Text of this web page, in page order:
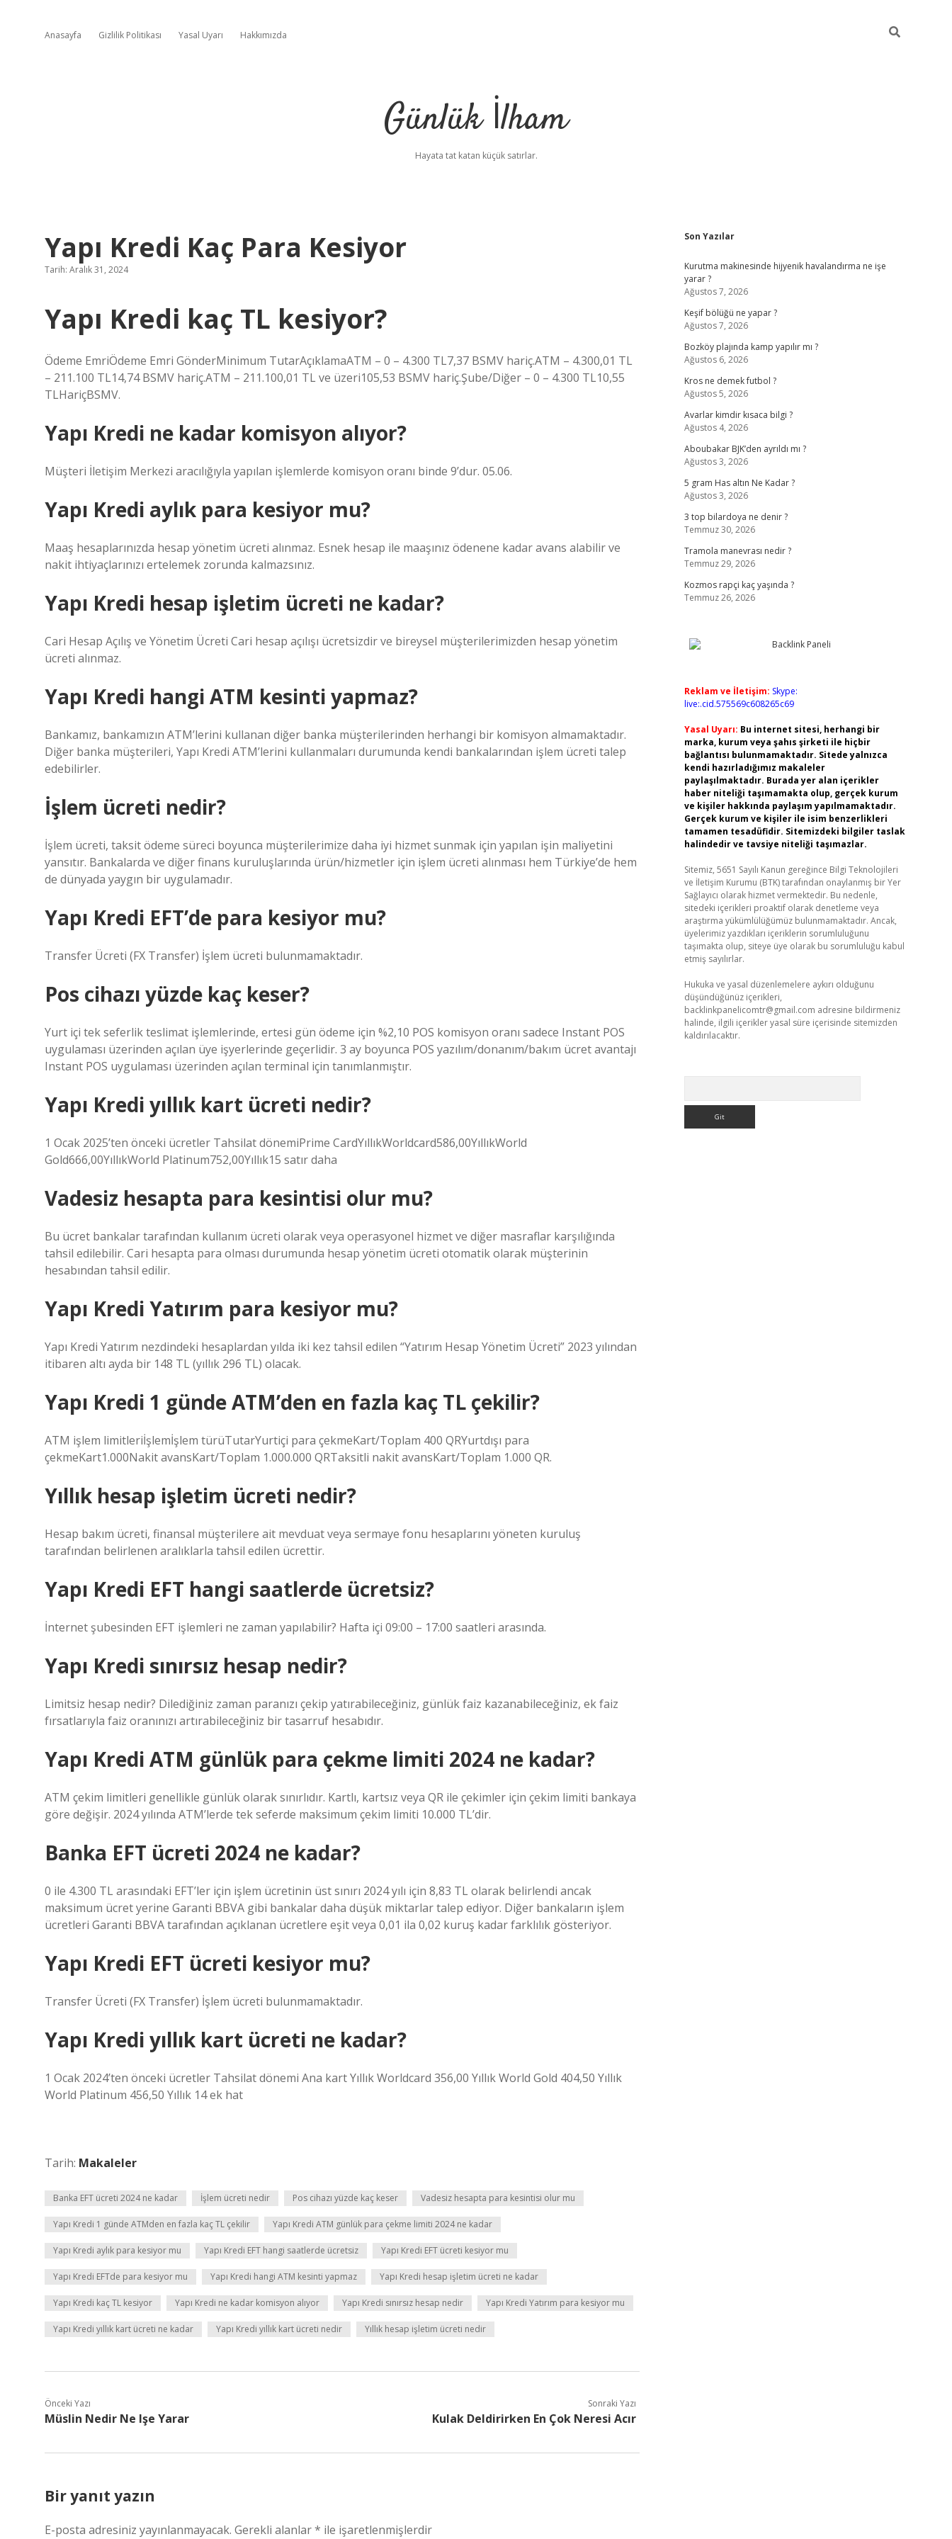
Anasayfa Gizlilik Politikası Yasal Uyarı Hakkımızda
Günlük İlham
Hayata tat katan küçük satırlar.
Yapı Kredi Kaç Para Kesiyor
Tarih: Aralık 31, 2024
Yapı Kredi kaç TL kesiyor?
Ödeme EmriÖdeme Emri GönderMinimum TutarAçıklamaATM – 0 – 4.300 TL7,37 BSMV hariç.ATM – 4.300,01 TL
– 211.100 TL14,74 BSMV hariç.ATM – 211.100,01 TL ve üzeri105,53 BSMV hariç.Şube/Diğer – 0 – 4.300 TL10,55
TLHariçBSMV.
Yapı Kredi ne kadar komisyon alıyor?
Müşteri İletişim Merkezi aracılığıyla yapılan işlemlerde komisyon oranı binde 9’dur. 05.06.
Yapı Kredi aylık para kesiyor mu?
Maaş hesaplarınızda hesap yönetim ücreti alınmaz. Esnek hesap ile maaşınız ödenene kadar avans alabilir ve
nakit ihtiyaçlarınızı ertelemek zorunda kalmazsınız.
Yapı Kredi hesap işletim ücreti ne kadar?
Cari Hesap Açılış ve Yönetim Ücreti Cari hesap açılışı ücretsizdir ve bireysel müşterilerimizden hesap yönetim
ücreti alınmaz.
Yapı Kredi hangi ATM kesinti yapmaz?
Bankamız, bankamızın ATM’lerini kullanan diğer banka müşterilerinden herhangi bir komisyon almamaktadır.
Diğer banka müşterileri, Yapı Kredi ATM’lerini kullanmaları durumunda kendi bankalarından işlem ücreti talep
edebilirler.
İşlem ücreti nedir?
İşlem ücreti, taksit ödeme süreci boyunca müşterilerimize daha iyi hizmet sunmak için yapılan işin maliyetini
yansıtır. Bankalarda ve diğer finans kuruluşlarında ürün/hizmetler için işlem ücreti alınması hem Türkiye’de hem
de dünyada yaygın bir uygulamadır.
Yapı Kredi EFT’de para kesiyor mu?
Transfer Ücreti (FX Transfer) İşlem ücreti bulunmamaktadır.
Pos cihazı yüzde kaç keser?
Yurt içi tek seferlik teslimat işlemlerinde, ertesi gün ödeme için %2,10 POS komisyon oranı sadece Instant POS
uygulaması üzerinden açılan üye işyerlerinde geçerlidir. 3 ay boyunca POS yazılım/donanım/bakım ücret avantajı
Instant POS uygulaması üzerinden açılan terminal için tanımlanmıştır.
Yapı Kredi yıllık kart ücreti nedir?
1 Ocak 2025’ten önceki ücretler Tahsilat dönemiPrime CardYıllıkWorldcard586,00YıllıkWorld
Gold666,00YıllıkWorld Platinum752,00Yıllık15 satır daha
Vadesiz hesapta para kesintisi olur mu?
Bu ücret bankalar tarafından kullanım ücreti olarak veya operasyonel hizmet ve diğer masraflar karşılığında
tahsil edilebilir. Cari hesapta para olması durumunda hesap yönetim ücreti otomatik olarak müşterinin
hesabından tahsil edilir.
Yapı Kredi Yatırım para kesiyor mu?
Yapı Kredi Yatırım nezdindeki hesaplardan yılda iki kez tahsil edilen “Yatırım Hesap Yönetim Ücreti” 2023 yılından
itibaren altı ayda bir 148 TL (yıllık 296 TL) olacak.
Yapı Kredi 1 günde ATM’den en fazla kaç TL çekilir?
ATM işlem limitleriİşlemİşlem türüTutarYurtiçi para çekmeKart/Toplam 400 QRYurtdışı para
çekmeKart1.000Nakit avansKart/Toplam 1.000.000 QRTaksitli nakit avansKart/Toplam 1.000 QR.
Yıllık hesap işletim ücreti nedir?
Hesap bakım ücreti, finansal müşterilere ait mevduat veya sermaye fonu hesaplarını yöneten kuruluş
tarafından belirlenen aralıklarla tahsil edilen ücrettir.
Yapı Kredi EFT hangi saatlerde ücretsiz?
İnternet şubesinden EFT işlemleri ne zaman yapılabilir? Hafta içi 09:00 – 17:00 saatleri arasında.
Yapı Kredi sınırsız hesap nedir?
Limitsiz hesap nedir? Dilediğiniz zaman paranızı çekip yatırabileceğiniz, günlük faiz kazanabileceğiniz, ek faiz
fırsatlarıyla faiz oranınızı artırabileceğiniz bir tasarruf hesabıdır.
Yapı Kredi ATM günlük para çekme limiti 2024 ne kadar?
ATM çekim limitleri genellikle günlük olarak sınırlıdır. Kartlı, kartsız veya QR ile çekimler için çekim limiti bankaya
göre değişir. 2024 yılında ATM’lerde tek seferde maksimum çekim limiti 10.000 TL’dir.
Banka EFT ücreti 2024 ne kadar?
0 ile 4.300 TL arasındaki EFT’ler için işlem ücretinin üst sınırı 2024 yılı için 8,83 TL olarak belirlendi ancak
maksimum ücret yerine Garanti BBVA gibi bankalar daha düşük miktarlar talep ediyor. Diğer bankaların işlem
ücretleri Garanti BBVA tarafından açıklanan ücretlere eşit veya 0,01 ila 0,02 kuruş kadar farklılık gösteriyor.
Yapı Kredi EFT ücreti kesiyor mu?
Transfer Ücreti (FX Transfer) İşlem ücreti bulunmamaktadır.
Yapı Kredi yıllık kart ücreti ne kadar?
1 Ocak 2024’ten önceki ücretler Tahsilat dönemi Ana kart Yıllık Worldcard 356,00 Yıllık World Gold 404,50 Yıllık
World Platinum 456,50 Yıllık 14 ek hat
Tarih: Makaleler
Banka EFT ücreti 2024 ne kadar İşlem ücreti nedir Pos cihazı yüzde kaç keser Vadesiz hesapta para kesintisi olur mu
Yapı Kredi 1 günde ATMden en fazla kaç TL çekilir Yapı Kredi ATM günlük para çekme limiti 2024 ne kadar
Yapı Kredi aylık para kesiyor mu Yapı Kredi EFT hangi saatlerde ücretsiz Yapı Kredi EFT ücreti kesiyor mu
Yapı Kredi EFTde para kesiyor mu Yapı Kredi hangi ATM kesinti yapmaz Yapı Kredi hesap işletim ücreti ne kadar
Yapı Kredi kaç TL kesiyor Yapı Kredi ne kadar komisyon alıyor Yapı Kredi sınırsız hesap nedir Yapı Kredi Yatırım para kesiyor mu
Yapı Kredi yıllık kart ücreti ne kadar Yapı Kredi yıllık kart ücreti nedir Yıllık hesap işletim ücreti nedir
Önceki Yazı
Müslin Nedir Ne Işe Yarar
Sonraki Yazı
Kulak Deldirirken En Çok Neresi Acır
Bir yanıt yazın
E-posta adresiniz yayınlanmayacak. Gerekli alanlar* ile işaretlenmişlerdir
Sidebar
Son Yazılar
Kurutma makinesinde hijyenik havalandırma ne işe
yarar ?
Ağustos 7, 2026
Keşif bölüğü ne yapar ?
Ağustos 7, 2026
Bozköy plajında kamp yapılır mı ?
Ağustos 6, 2026
Kros ne demek futbol ?
Ağustos 5, 2026
Avarlar kimdir kısaca bilgi ?
Ağustos 4, 2026
Aboubakar BJK’den ayrıldı mı ?
Ağustos 3, 2026
5 gram Has altın Ne Kadar ?
Ağustos 3, 2026
3 top bilardoya ne denir ?
Temmuz 30, 2026
Tramola manevrası nedir ?
Temmuz 29, 2026
Kozmos rapçi kaç yaşında ?
Temmuz 26, 2026
Reklam ve İletişim: Skype:
live:.cid.575569c608265c69
Yasal Uyarı: Bu internet sitesi, herhangi bir
marka, kurum veya şahıs şirketi ile hiçbir
bağlantısı bulunmamaktadır. Sitede yalnızca
kendi hazırladığımız makaleler
paylaşılmaktadır. Burada yer alan içerikler
haber niteliği taşımamakta olup, gerçek kurum
ve kişiler hakkında paylaşım yapılmamaktadır.
Gerçek kurum ve kişiler ile isim benzerlikleri
tamamen tesadüfidir. Sitemizdeki bilgiler taslak
halindedir ve tavsiye niteliği taşımazlar.
Sitemiz, 5651 Sayılı Kanun gereğince Bilgi Teknolojileri
ve İletişim Kurumu (BTK) tarafından onaylanmış bir Yer
Sağlayıcı olarak hizmet vermektedir. Bu nedenle,
sitedeki içerikleri proaktif olarak denetleme veya
araştırma yükümlülüğümüz bulunmamaktadır. Ancak,
üyelerimiz yazdıkları içeriklerin sorumluluğunu
taşımakta olup, siteye üye olarak bu sorumluluğu kabul
etmiş sayılırlar.
Hukuka ve yasal düzenlemelere aykırı olduğunu
düşündüğünüz içerikleri,
backlinkpanelicomtr@gmail.com adresine bildirmeniz
halinde, ilgili içerikler yasal süre içerisinde sitemizden
kaldırılacaktır.